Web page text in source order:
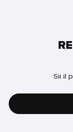
Sii il